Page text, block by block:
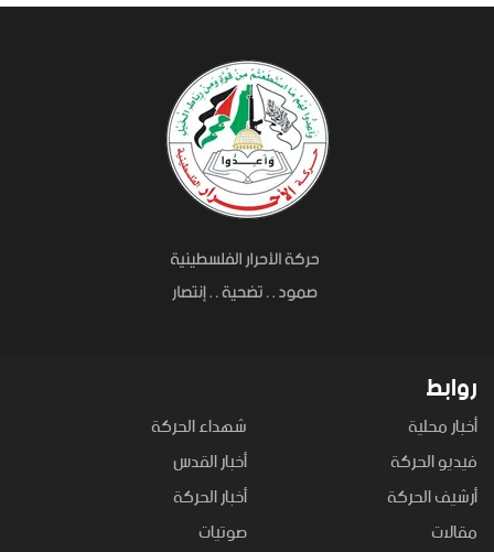
روابط
أخبار محلية
شهداء الحركة
فيديو الحركة
أخبار القدس
أرشيف الحركة
أخبار الحركة
مقالات
صوتيات